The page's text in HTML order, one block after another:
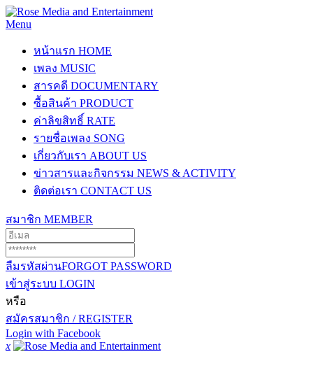
Menu
หน้าแรก HOME
เพลง MUSIC
สารคดี DOCUMENTARY
ซื้อสินค้า PRODUCT
ค่าลิขสิทธิ์ RATE
รายชื่อเพลง SONG
เกี่ยวกับเรา ABOUT US
ข่าวสารและกิจกรรม NEWS & ACTIVITY
ติดต่อเรา CONTACT US
สมาชิก MEMBER
ลืมรหัสผ่านFORGOT PASSWORD
เข้าสู่ระบบ LOGIN
หรือ
สมัครสมาชิก / REGISTER
Login with Facebook
x